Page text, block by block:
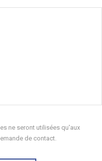
ne seront utilisées qu'aux
de contact.